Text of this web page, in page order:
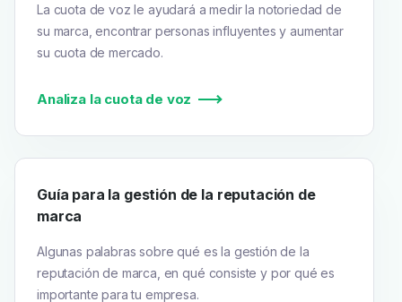
La cuota de voz le ayudará a medir la notoriedad de
su marca, encontrar personas influyentes y aumentar
su cuota de mercado.
Analiza la cuota de voz
Guía para la gestión de la reputación de
marca
Algunas palabras sobre qué es la gestión de la
reputación de marca, en qué consiste y por qué es
importante para tu empresa.